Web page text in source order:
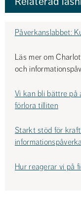
Påverkanslabbet:
Läs mer om
och
Vi kan bli bättre på
förlora tilliten
Starkt stöd för
Hur reagerar vi på